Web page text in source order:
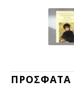
ΠΡΟΣΦΑΤΑ